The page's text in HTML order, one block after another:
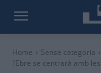
Home Sense categoria
l’Ebre se centrarà amb